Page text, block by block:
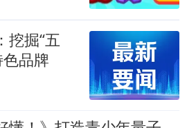
挖掘“五
品牌